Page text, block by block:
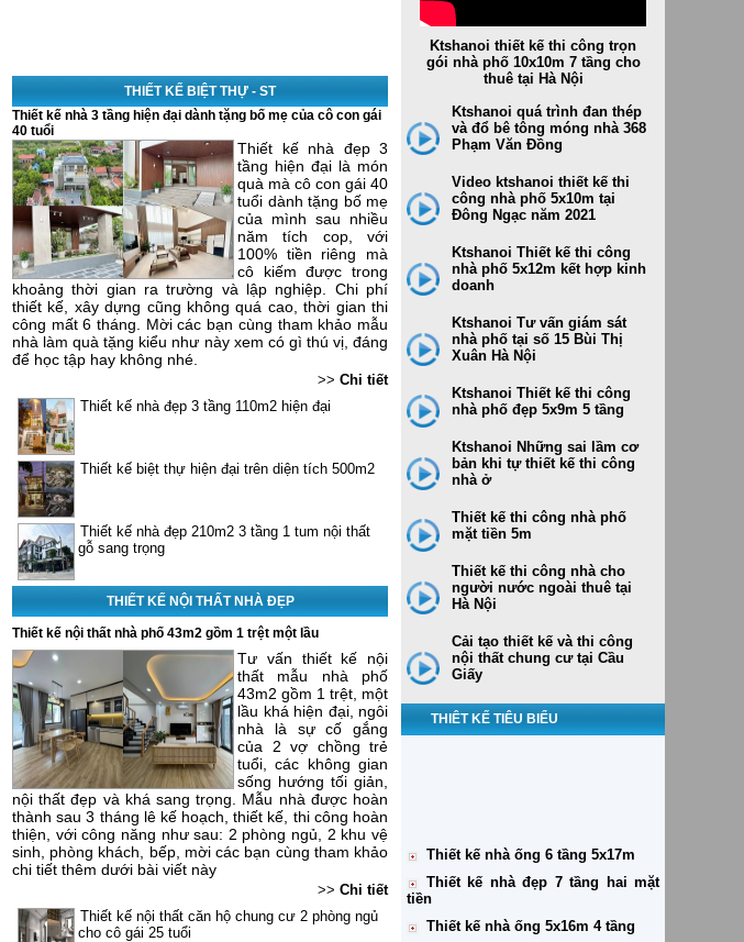
THIẾT KẾ BIỆT THỰ - ST
Thiết kế nhà 3 tầng hiện đại dành tặng bố mẹ của cô con gái
40 tuổi
Thiết kế nhà đẹp 3
tầng hiện đại là món
quà mà cô con gái 40
tuổi dành tặng bố mẹ
của mình sau nhiều
năm tích cop, với
100% tiền riêng mà
cô kiếm được trong
khoảng thời gian ra trường và lập nghiệp. Chi phí
thiết kế, xây dựng cũng không quá cao, thời gian thi
công mất 6 tháng. Mời các bạn cùng tham khảo mẫu
nhà làm quà tặng kiểu như này xem có gì thú vị, đáng
để học tập hay không nhé.
>> Chi tiết
Thiết kế nhà đẹp 3 tầng 110m2 hiện đại
Thiết kế biệt thự hiện đại trên diện tích 500m2
Thiết kế nhà đẹp 210m2 3 tầng 1 tum nội thất
gỗ sang trọng
THIẾT KẾ NỘI THẤT NHÀ ĐẸP
Thiết kế nội thất nhà phố 43m2 gồm 1 trệt một lầu
Tư vấn thiết kế nội
thất mẫu nhà phố
43m2 gồm 1 trệt, một
lầu khá hiện đại, ngôi
nhà là sự cố gắng
của 2 vợ chồng trẻ
tuổi, các không gian
sống hướng tối giản,
nội thất đẹp và khá sang trọng. Mẫu nhà được hoàn
thành sau 3 tháng lê kế hoạch, thiết kế, thi công hoàn
thiện, với công năng như sau: 2 phòng ngủ, 2 khu vệ
sinh, phòng khách, bếp, mời các bạn cùng tham khảo
chi tiết thêm dưới bài viết này
>> Chi tiết
Thiết kế nội thất căn hộ chung cư 2 phòng ngủ
cho cô gái 25 tuổi
các công trình, hạng mục khác
Ktshanoi thiết kế thi công trọn
gói nhà phố 10x10m 7 tầng cho
thuê tại Hà Nội
Ktshanoi quá trình đan thép
và đổ bê tông móng nhà 368
Phạm Văn Đồng
Video ktshanoi thiết kế thi
công nhà phố 5x10m tại
Đông Ngạc năm 2021
Ktshanoi Thiết kế thi công
nhà phố 5x12m kết hợp kinh
doanh
Ktshanoi Tư vấn giám sát
nhà phố tại số 15 Bùi Thị
Xuân Hà Nội
Ktshanoi Thiết kế thi công
nhà phố đẹp 5x9m 5 tầng
Ktshanoi Những sai lầm cơ
bản khi tự thiết kế thi công
nhà ở
Thiết kế thi công nhà phố
mặt tiền 5m
Thiết kế thi công nhà cho
người nước ngoài thuê tại
Hà Nội
Cải tạo thiết kế và thi công
nội thất chung cư tại Cầu
Giấy
THIÊT KẾ TIÊU BIỂU
Thiết kế nhà ống 5x16m 4 tầng
Thiết kế biệt thự cho thuê văn
phòng và căn hộ
Thiết kế biệt thự 7x18m Thái Bình